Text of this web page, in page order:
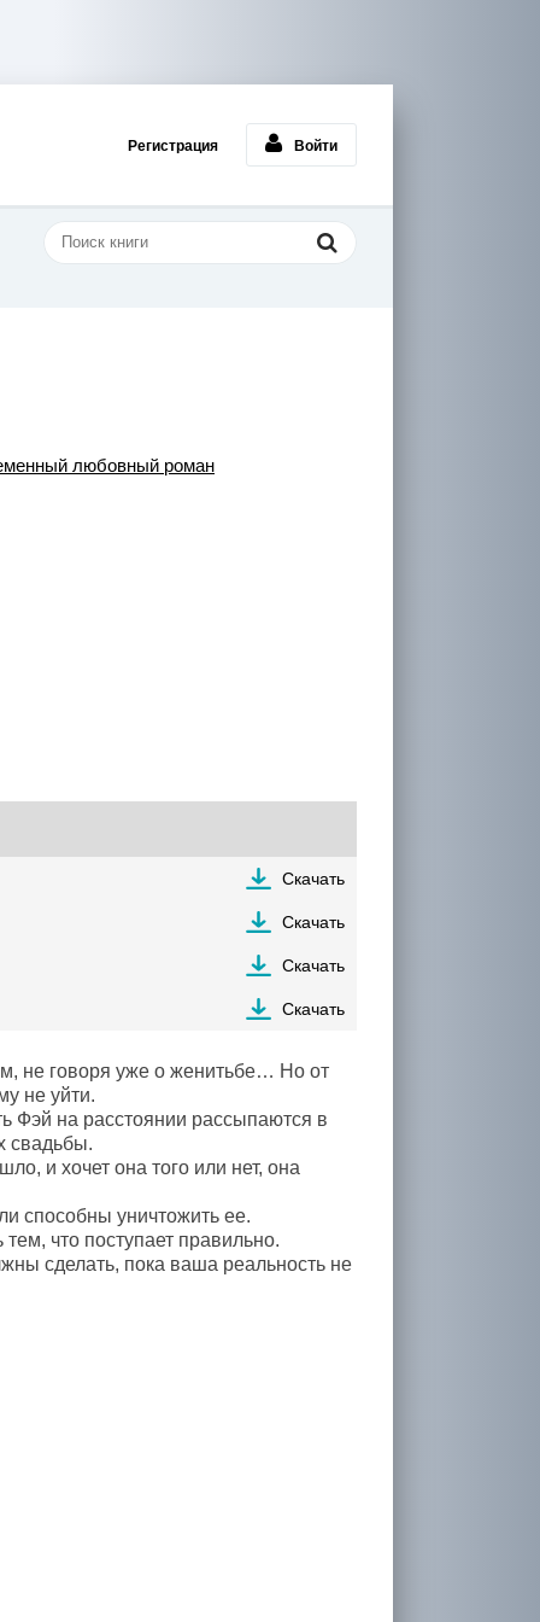
Регистрация Войти
любовный роман
Скачать
Скачать
Скачать
Скачать
не говоря уже о женитьбе… Но от
не уйти.
Фэй на расстоянии рассыпаются в
свадьбы.
и хочет она того или нет, она
способны уничтожить ее.
что поступает правильно.
сделать, пока ваша реальность не